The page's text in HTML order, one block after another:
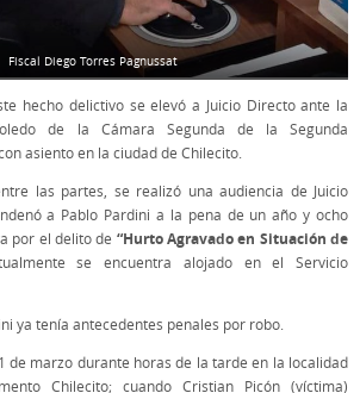
Fiscal Diego Torres Pagnussat
hecho delictivo se elevó a Juicio Directo ante la
de la Cámara Segunda de la Segunda
asiento en la ciudad de Chilecito.
las partes, se realizó una audiencia de Juicio
a Pablo Pardini a la pena de un año y ocho
por el delito de “Hurto Agravado en Situación de
se encuentra alojado en el Servicio
ya tenía antecedentes penales por robo.
de marzo durante horas de la tarde en la localidad
Chilecito; cuando Cristian Picón (víctima)